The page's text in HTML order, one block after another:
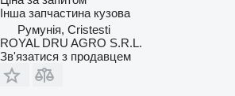
Інша запчастина кузова
Румунія, Cristesti
ROYAL DRU AGRO S.R.L.
Зв'язатися з продавцем